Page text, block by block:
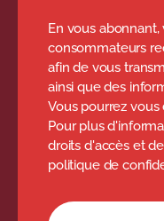
En vous abonnant,
consommateurs
afin de vous
ainsi que des
Vous pourrez
Pour plus
droits d'accès et
politique de
Formulaire
Votre adresse